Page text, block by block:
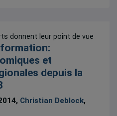
donnent leur point de vue
et
depuis la
Christian Deblock,